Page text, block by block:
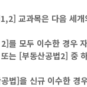
교과목은 다음 세
를 모두 이수한 경우
는 [부동산공법2] 중
법]을 신규 이수한 경